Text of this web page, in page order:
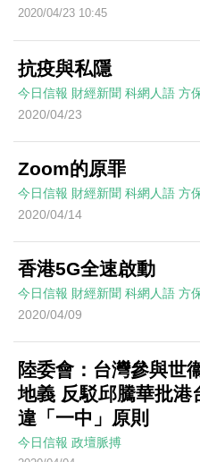
2020/04/23 10:45
抗疫與私隱
今日信報 財經新聞 科網人語 方
2020/04/23
Zoom的原罪
今日信報 財經新聞 科網人語 方
2020/04/14
香港5G全速啟動
今日信報 財經新聞 科網人語 方
2020/04/09
陸委會：台灣參與世
地義 反駁邱騰華批港
違「一中」原則
今日信報 政壇脈搏